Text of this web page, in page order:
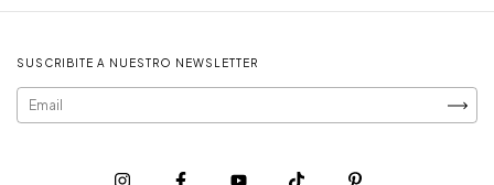
SUSCRIBITE A NUESTRO NEWSLETTER